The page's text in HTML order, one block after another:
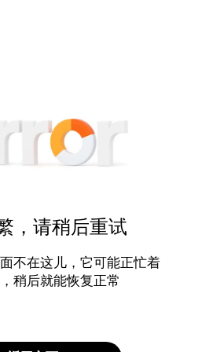
，请稍后重试
不在这儿，它可能正忙着
稍后就能恢复正常